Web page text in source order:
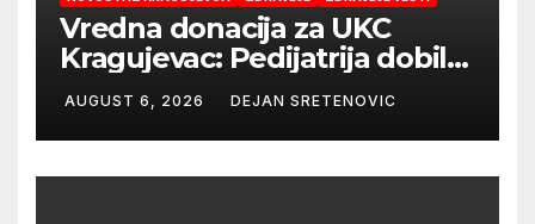
Vredna donacija za UKC
Kragujevac: Pedijatrija dobila
mobilni rendgen i mikroskop
vredne 9,6 miliona dinara
AUGUST 6, 2026 DEJAN SRETENOVIC